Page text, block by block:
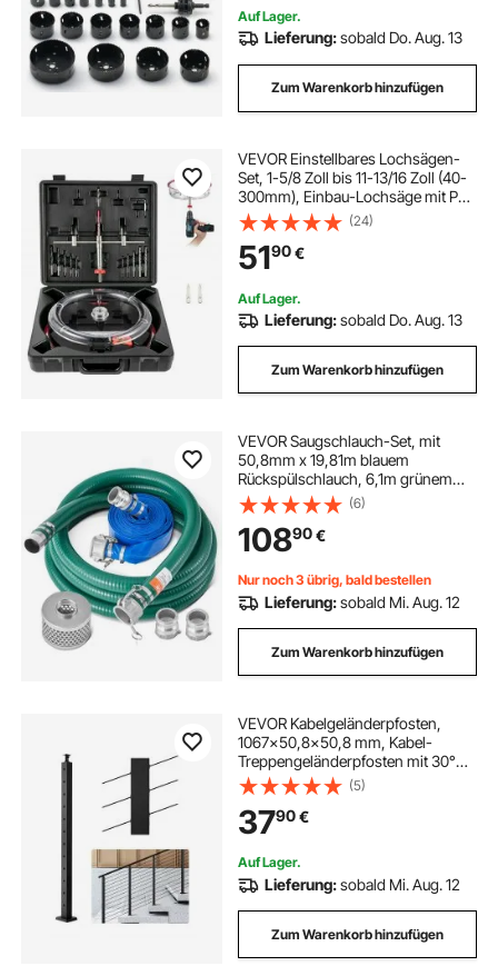
diamant-bohrkrone
diamantbohrer lochsäge set
Auf Lager.
Lieferung:sobald Do. Aug. 13
Zum Warenkorb hinzufügen
VEVOR Einstellbares Lochsägen-
Set, 1-5/8 Zoll bis 11-13/16 Zoll (40-
300mm), Einbau-Lochsäge mit PC-
Staubschutz, Zwei austauschbare
Zentrierbohrer, für Einbauleuchten,
Deckenlautsprecher, V. Entlöcher
(24)
5190€
Auf Lager.
Lieferung:sobald Do. Aug. 13
Zum Warenkorb hinzufügen
VEVOR Saugschlauch-Set, mit
50,8mm x 19,81m blauem
Rückspülschlauch, 6,1m grünem
Saugschlauch & Stahlsieb mit
rundem Loch, Camlocks,
Klemmen, Cam & Groove-Adapter,
für verschiedene Zwecke
(6)
10890€
Nur noch 3 übrig, bald bestellen
Lieferung:sobald Mi. Aug. 12
Zum Warenkorb hinzufügen
VEVOR Kabelgeländerpfosten,
1067x50,8x50,8 mm, Kabel-
Treppengeländerpfosten mit 30°
vorgebohrten Löchern, SUS304
Edelstahl, für Handlauf,
Balustraden, Schwarz,
1JZLGZXHS106W3XAA001V0
(5)
3790€
Auf Lager.
Lieferung:sobald Mi. Aug. 12
Zum Warenkorb hinzufügen